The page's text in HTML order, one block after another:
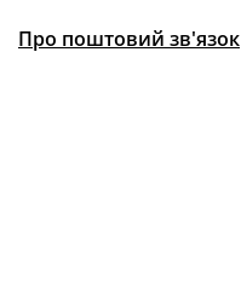
Про поштовий зв'язок